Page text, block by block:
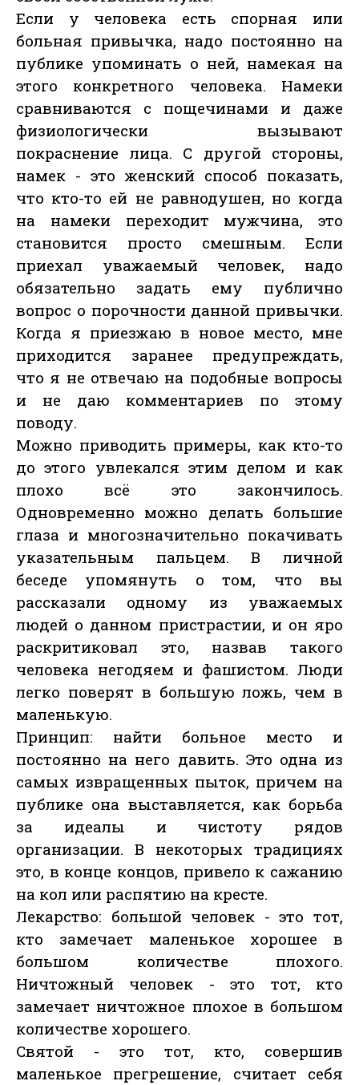
Если у человека есть спорная или
больная привычка, надо постоянно на
публике упоминать о ней, намекая на
этого конкретного человека. Намеки
сравниваются с пощечинами и даже
физиологически вызывают
покраснение лица. С другой стороны,
намек - это женский способ показать,
что кто-то ей не равнодушен, но когда
на намеки переходит мужчина, это
становится просто смешным. Если
приехал уважаемый человек, надо
обязательно задать ему публично
вопрос о порочности данной привычки.
Когда я приезжаю в новое место, мне
приходится заранее предупреждать,
что я не отвечаю на подобные вопросы
и не даю комментариев по этому
поводу.
Можно приводить примеры, как кто-то
до этого увлекался этим делом и как
плохо всё это закончилось.
Одновременно можно делать большие
глаза и многозначительно покачивать
указательным пальцем. В личной
беседе упомянуть о том, что вы
рассказали одному из уважаемых
людей о данном пристрастии, и он яро
раскритиковал это, назвав такого
человека негодяем и фашистом. Люди
легко поверят в большую ложь, чем в
маленькую.
Принцип: найти больное место и
постоянно на него давить. Это одна из
самых извращенных пыток, причем на
публике она выставляется, как борьба
за идеалы и чистоту рядов
организации. В некоторых традициях
это, в конце концов, привело к сажанию
на кол или распятию на кресте.
Лекарство: большой человек - это тот,
кто замечает маленькое хорошее в
большом количестве плохого.
Ничтожный человек - это тот, кто
замечает ничтожное плохое в большом
количестве хорошего.
Святой - это тот, кто, совершив
маленькое прегрешение, считает себя